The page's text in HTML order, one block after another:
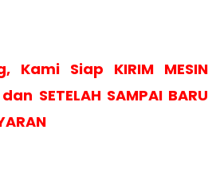
Kami Siap KIRIM MESIN
SETELAH SAMPAI BARU